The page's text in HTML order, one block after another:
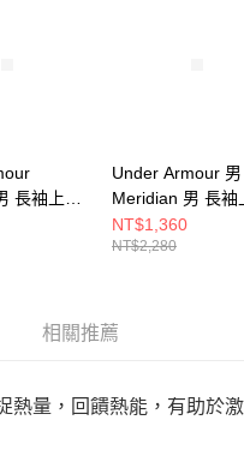
長袖上衣
Under Armour 男
Meridian 男 長袖
1386975-465
NT$1,360
NT$2,280
相關推薦
熱量，回饋熱能，有助於激